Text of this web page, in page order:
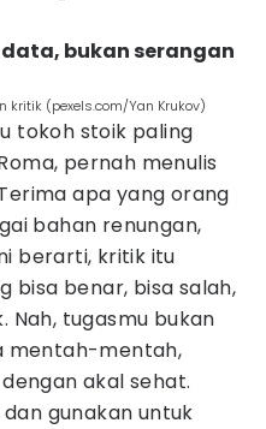
bukan serangan
(pexels.com/Yan Krukov)
tokoh stoik paling
pernah menulis
apa yang orang
bahan renungan,
berarti, kritik itu
bisa benar, bisa salah,
Nah, tugasmu bukan
mentah-mentah,
akal sehat.
gunakan untuk